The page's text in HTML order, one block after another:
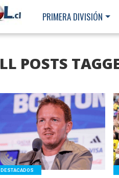
PRIMERA DIVISIÓN
POSTS
LEER MÁS
DESTACADOS